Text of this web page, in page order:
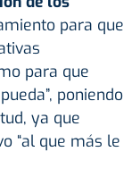
para que
para que
poniendo
ya que
“al que más le